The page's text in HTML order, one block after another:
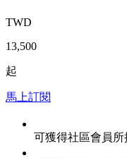
TWD
13,500
起
馬上訂閱
可獲得社區會員